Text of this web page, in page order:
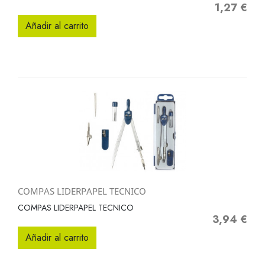
Precio
1,27 €
Añadir al carrito
COMPAS LIDERPAPEL TECNICO
COMPAS LIDERPAPEL TECNICO
Precio
3,94 €
Añadir al carrito